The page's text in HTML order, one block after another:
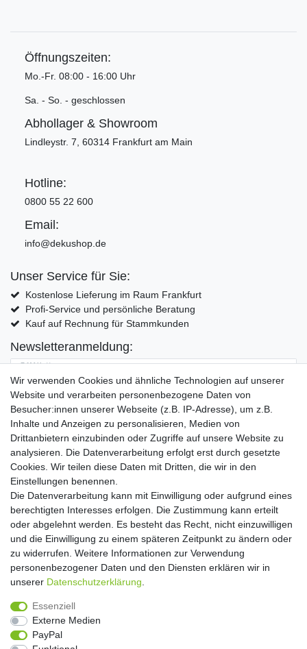
Öffnungszeiten:
Mo.-Fr. 08:00 - 16:00 Uhr
Sa. - So. - geschlossen
Abhollager & Showroom
Lindleystr. 7, 60314 Frankfurt am Main
Hotline:
0800 55 22 600
Email:
info@dekushop.de
Unser Service für Sie:
Kostenlose Lieferung im Raum Frankfurt
Profi-Service und persönliche Beratung
Kauf auf Rechnung für Stammkunden
Newsletteranmeldung:
E-MAIL **
Hiermit bestätige ich, dass ich die Daten­schutz­erklärung
Einwilligung kann ich jederzeit widerrufen.**
Abonnieren
** Hierbei handelt es sich um ein Pflichtfeld.
Widerrufs­recht Widerrufs­formular Impressum
Daten­schutz­erklärung AGB Kontakt
Wir verwenden Cookies und ähnliche Technologien auf unserer
Website und verarbeiten personenbezogene Daten von
Besucher:innen unserer Webseite (z.B. IP-Adresse), um z.B.
Inhalte und Anzeigen zu personalisieren, Medien von
Drittanbietern einzubinden oder Zugriffe auf unsere Website zu
analysieren. Die Datenverarbeitung erfolgt erst durch gesetzte
Cookies. Wir teilen diese Daten mit Dritten, die wir in den
Einstellungen benennen.
Die Datenverarbeitung kann mit Einwilligung oder aufgrund eines
berechtigten Interesses erfolgen. Die Zustimmung kann erteilt
oder abgelehnt werden. Es besteht das Recht, nicht einzuwilligen
und die Einwilligung zu einem späteren Zeitpunkt zu ändern oder
zu widerrufen. Weitere Informationen zur Verwendung
personenbezogener Daten und den Diensten erklären wir in
unserer Daten­schutz­erklärung
Essenziell
Externe Medien
PayPal
Copyright 2016 | Dekushop.de | Alle Rechte vorbehalten. |
Angebote gelten nur für Industrie, Handel, Handwerk und